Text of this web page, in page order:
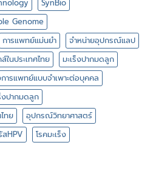
SynBio
Genome
การแพทย์แม่นยำ
จำหน่ายอุปกรณ์แลป
ในประเทศไทย
มะเร็งปากมดลูก
ารแพทย์แบบจำเพาะต่อบุคคล
งปากมดลูก
ทย
อุปกรณ์วิทยาศาสตร์
สHPV โรคมะเร็ง